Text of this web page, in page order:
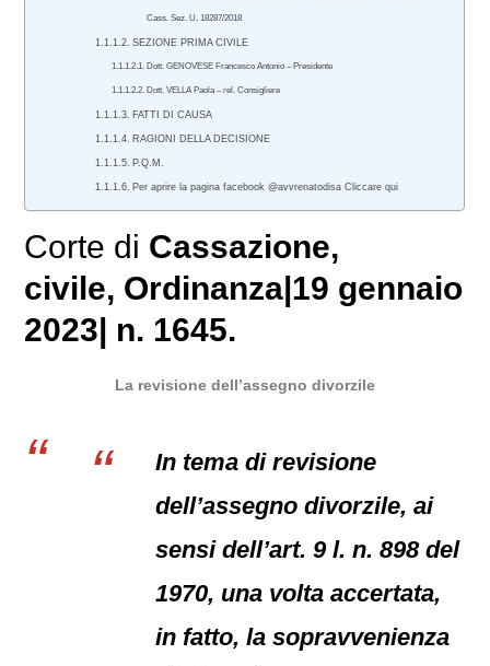
Cass. Sez. U, 18287/2018
SEZIONE PRIMA CIVILE
Dott. GENOVESE Francesco Antonio – Presidente
Dott. VELLA Paola – rel. Consigliere
FATTI DI CAUSA
RAGIONI DELLA DECISIONE
P.Q.M.
Per aprire la pagina facebook @avvrenatodisa Cliccare qui
Corte di Cassazione,
civile, Ordinanza|19 gennaio
2023| n. 1645.
La revisione dell’assegno divorzile
In tema di revisione
dell’assegno divorzile, ai
sensi dell’art. 9 l. n. 898 del
1970, una volta accertata,
in fatto, la sopravvenienza